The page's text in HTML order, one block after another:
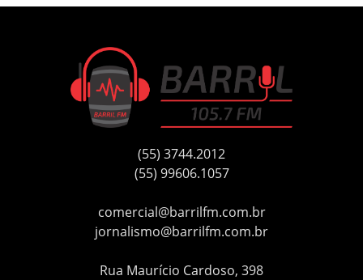
(55) 3744.2012
(55) 99606.1057
comercial@barrilfm.com.br
jornalismo@barrilfm.com.br
Rua Maurício Cardoso, 398